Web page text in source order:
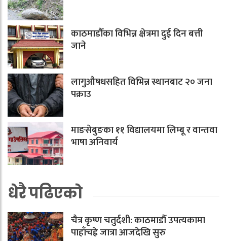
काठमाडौँका विभिन्न क्षेत्रमा दुई दिन बत्ती
जाने
लागुऔषधसहित विभिन्न स्थानबाट २० जना
पक्राउ
माङसेबुङका ११ विद्यालयमा लिम्बू र वान्तवा
भाषा अनिवार्य
धेरै पढिएको
चैत्र कृष्ण चतुर्दशी: काठमाडौँ उपत्यकामा
पाहाँचह्रे जात्रा आजदेखि सुरु